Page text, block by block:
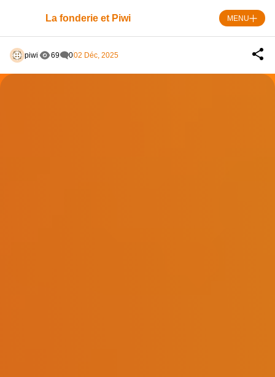
La fonderie et Piwi MENU
piwi 69 002 Déc, 2025